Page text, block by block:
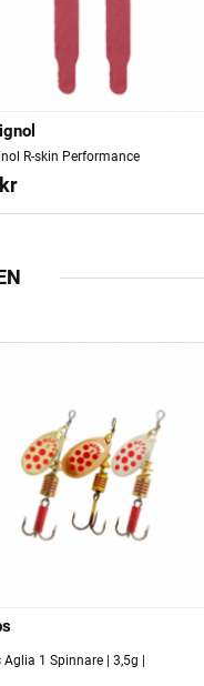
R-skin Performance
Aglia 1 Spinnare | 3,5g |